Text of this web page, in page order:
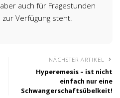
auch für Fragestunden
Verfügung steht.
NÄCHSTER ARTIKEL
Hyperemesis – ist nicht
einfach nur eine
Schwangerschaftsübelkeit!